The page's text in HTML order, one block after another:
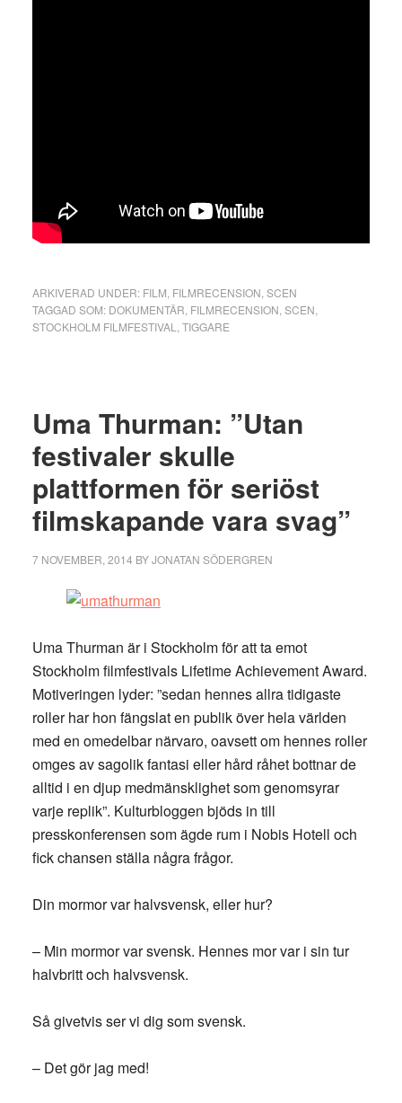
ARKIVERAD UNDER: FILM FILMRECENSION SCEN
TAGGAD SOM: DOKUMENTÄR FILMRECENSION SCEN
STOCKHOLM FILMFESTIVAL
TIGGARE
Uma Thurman: ”Utan
festivaler skulle
plattformen för seriöst
filmskapande vara svag”
7 NOVEMBER, 2014 BYJONATAN SÖDERGREN
Uma Thurman är i Stockholm för att ta emot
Stockholm filmfestivals Lifetime Achievement Award.
Motiveringen lyder: ”sedan hennes allra tidigaste
roller har hon fängslat en publik över hela världen
med en omedelbar närvaro, oavsett om hennes roller
omges av sagolik fantasi eller hård råhet bottnar de
alltid i en djup medmänsklighet som genomsyrar
varje replik”. Kulturbloggen bjöds in till
presskonferensen som ägde rum i Nobis Hotell och
fick chansen ställa några frågor.
Din mormor var halvsvensk, eller hur?
– Min mormor var svensk. Hennes mor var i sin tur
halvbritt och halvsvensk.
Så givetvis ser vi dig som svensk.
– Det gör jag med!